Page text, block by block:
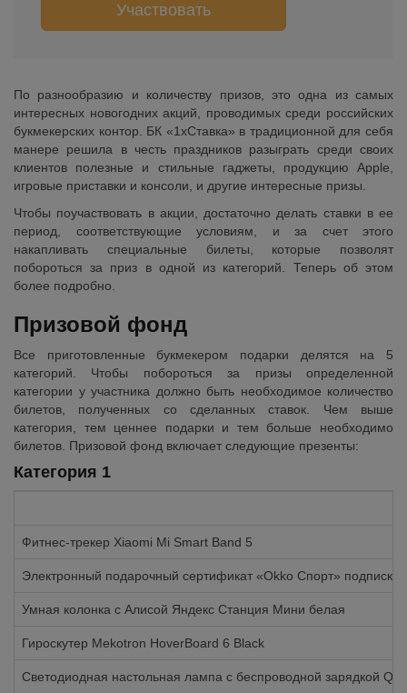
Участвовать
По разнообразию и количеству призов, это одна из самых
интересных новогодних акций, проводимых среди российских
букмекерских контор. БК «1хСтавка» в традиционной для себя
манере решила в честь праздников разыграть среди своих
клиентов полезные и стильные гаджеты, продукцию Apple,
игровые приставки и консоли, и другие интересные призы.
Чтобы поучаствовать в акции, достаточно делать ставки в ее
период, соответствующие условиям, и за счет этого
накапливать специальные билеты, которые позволят
побороться за приз в одной из категорий. Теперь об этом
более подробно.
Призовой фонд
Все приготовленные букмекером подарки делятся на 5
категорий. Чтобы побороться за призы определенной
категории у участника должно быть необходимое количество
билетов, полученных со сделанных ставок. Чем выше
категория, тем ценнее подарки и тем больше необходимо
билетов. Призовой фонд включает следующие презенты:
Категория 1
Фитнес-трекер Xiaomi Mi Smart Band 5
Электронный подарочный сертификат «Okko Спорт» подписка
Умная колонка с Алисой Яндекс Станция Мини белая
Гироскутер Mekotron HoverBoard 6 Black
Светодиодная настольная лампа с беспроводной зарядкой QI